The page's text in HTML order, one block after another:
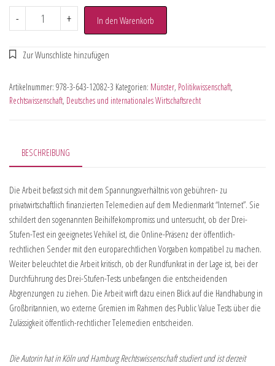
- + In den Warenkorb
Artikelnummer: 978-3-643-12082-3 Kategorien: Münster, Politikwissenschaft,
Rechtswissenschaft, Deutsches und internationales Wirtschaftsrecht
BESCHREIBUNG
Die Arbeit befasst sich mit dem Spannungsverhältnis von gebühren- zu
privatwirtschaftlich finanzierten Telemedien auf dem Medienmarkt “Internet”. Sie
schildert den sogenannten Beihilfekompromiss und untersucht, ob der Drei-
Stufen-Test ein geeignetes Vehikel ist, die Online-Präsenz der öffentlich-
rechtlichen Sender mit den europarechtlichen Vorgaben kompatibel zu machen.
Weiter beleuchtet die Arbeit kritisch, ob der Rundfunkrat in der Lage ist, bei der
Durchführung des Drei-Stufen-Tests unbefangen die entscheidenden
Abgrenzungen zu ziehen. Die Arbeit wirft dazu einen Blick auf die Handhabung in
Großbritannien, wo externe Gremien im Rahmen des Public Value Tests über die
Zulässigkeit öffentlich-rechtlicher Telemedien entscheiden.
Die Autorin hat in Köln und Hamburg Rechtswissenschaft studiert und ist derzeit